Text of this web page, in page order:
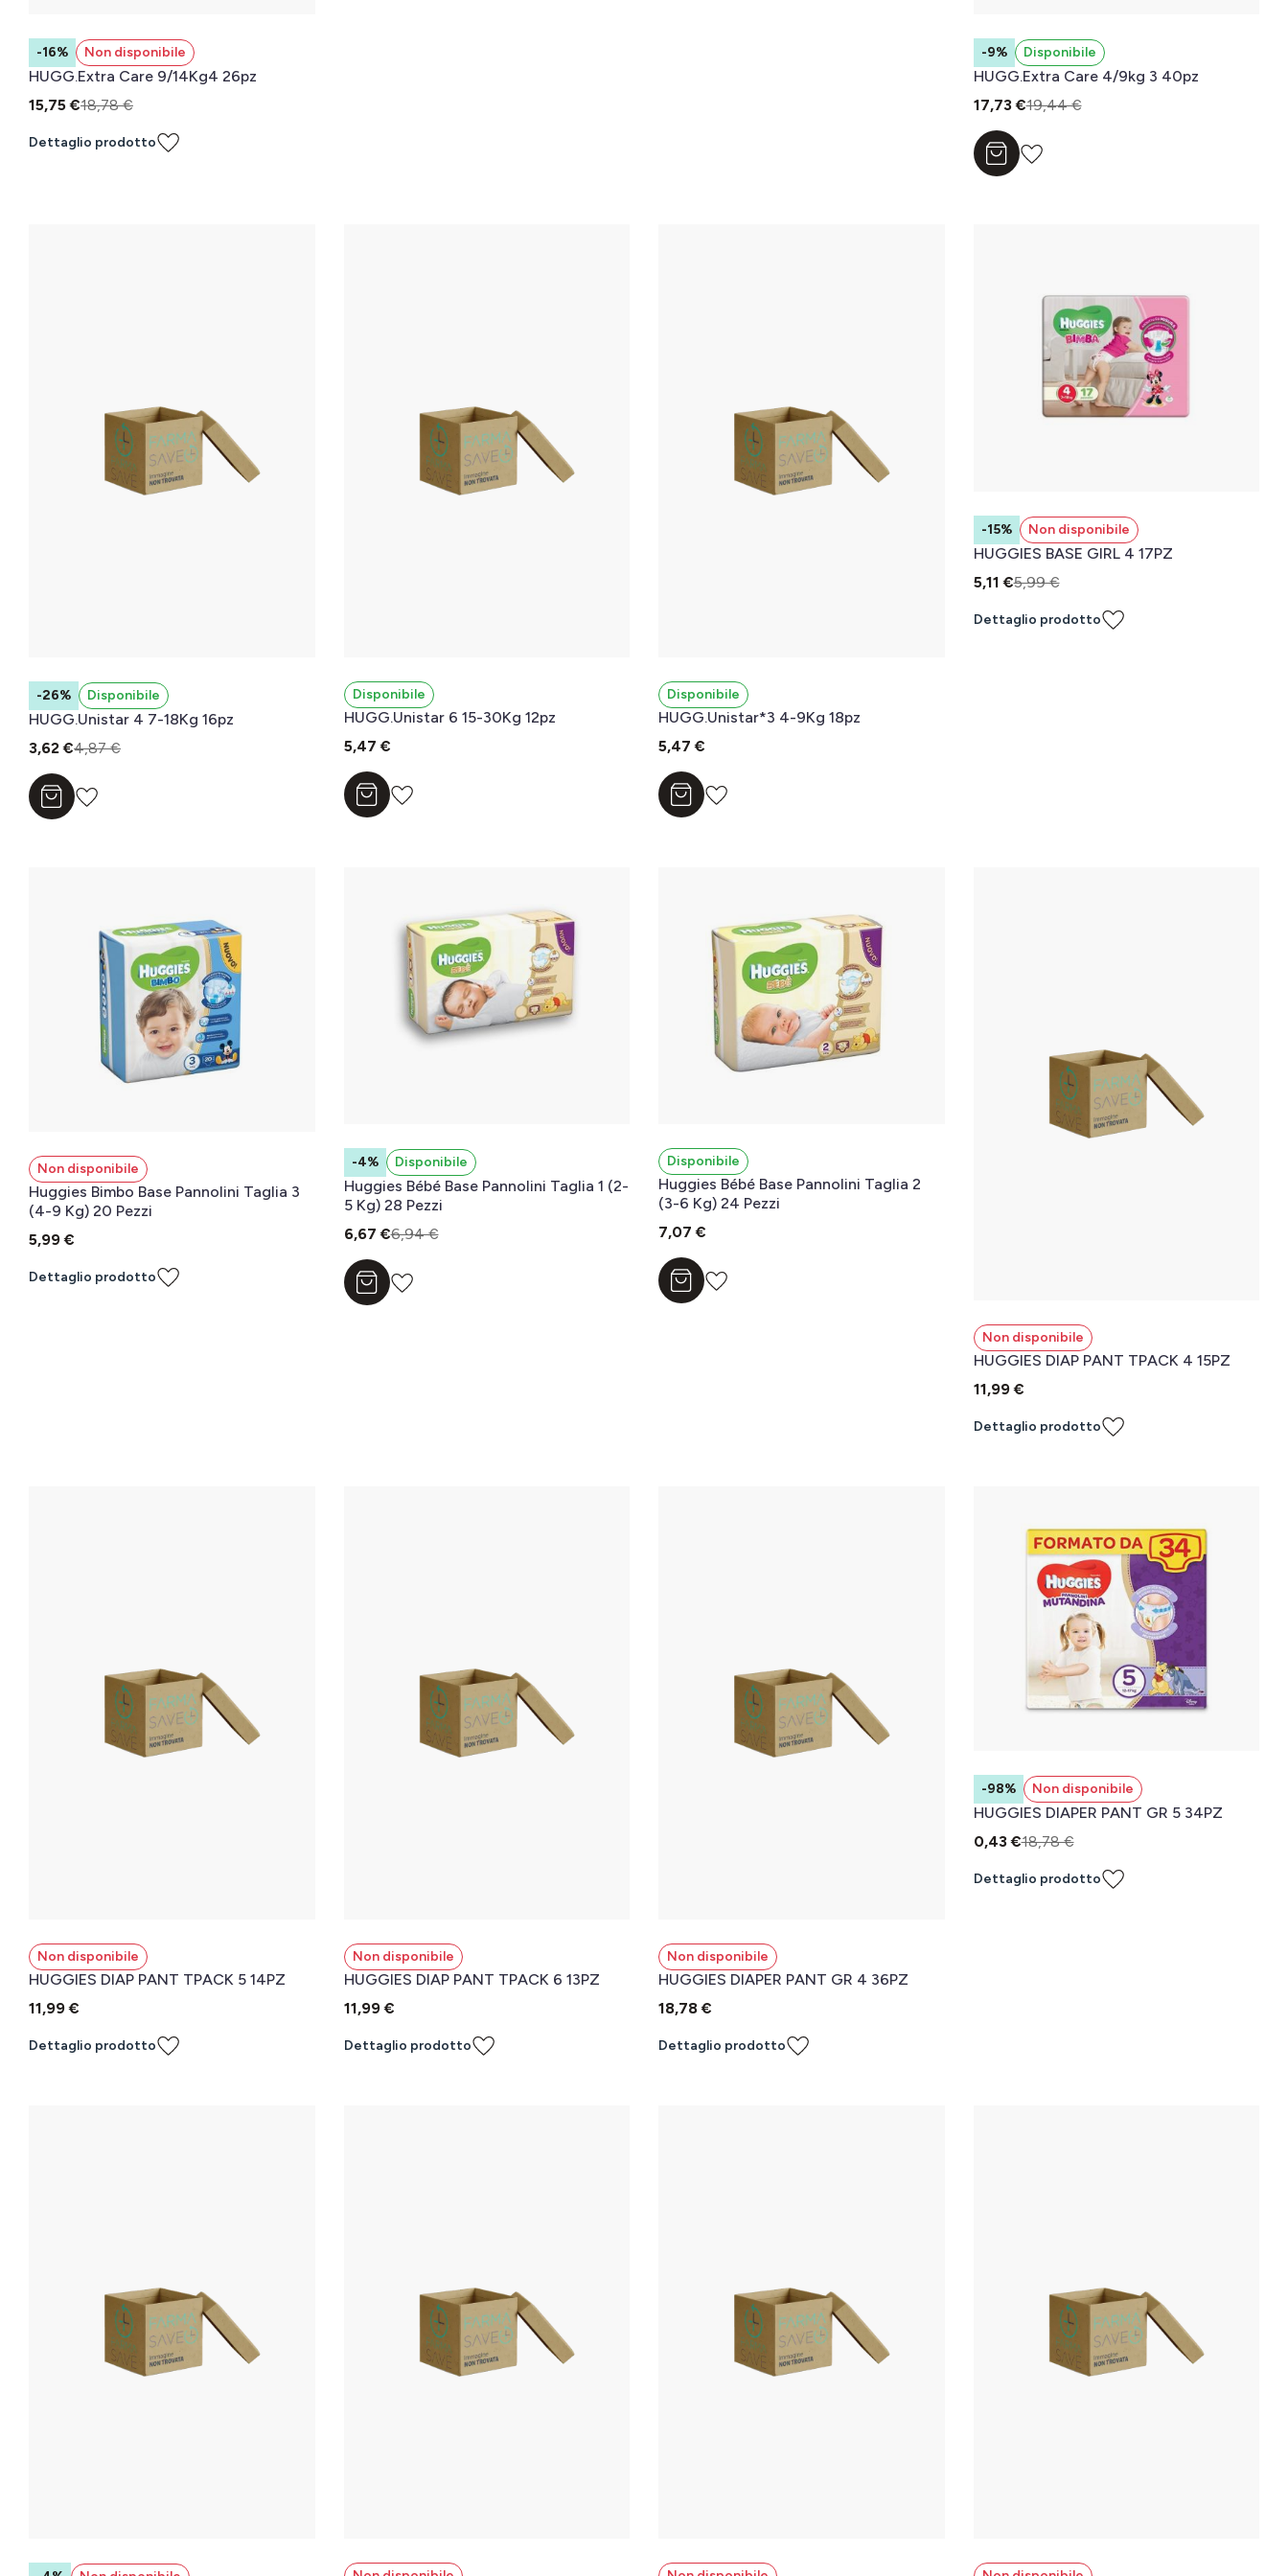
-16% Non disponibile
HUGG.Extra Care 9/14Kg4 26pz
15,75 €18,78 €
Dettaglio prodotto
-9% Disponibile
HUGG.Extra Care 4/9kg 3 40pz
17,73 €19,44 €
Aggiungi al carrello
-26% Disponibile
HUGG.Unistar 4 7-18Kg 16pz
3,62 €4,87 €
Aggiungi al carrello
Disponibile
HUGG.Unistar 6 15-30Kg 12pz
5,47 €
Aggiungi al carrello
Disponibile
HUGG.Unistar*3 4-9Kg 18pz
5,47 €
Aggiungi al carrello
-15% Non disponibile
HUGGIES BASE GIRL 4 17PZ
5,11 €5,99 €
Dettaglio prodotto
Non disponibile
Huggies Bimbo Base Pannolini Taglia 3
(4-9 Kg) 20 Pezzi
5,99 €
Dettaglio prodotto
-4% Disponibile
Huggies Bébé Base Pannolini Taglia 1 (2-
5 Kg) 28 Pezzi
6,67 €6,94 €
Aggiungi al carrello
Disponibile
Huggies Bébé Base Pannolini Taglia 2
(3-6 Kg) 24 Pezzi
7,07 €
Aggiungi al carrello
Non disponibile
HUGGIES DIAP PANT TPACK 4 15PZ
11,99 €
Dettaglio prodotto
Non disponibile
HUGGIES DIAP PANT TPACK 5 14PZ
11,99 €
Dettaglio prodotto
Non disponibile
HUGGIES DIAP PANT TPACK 6 13PZ
11,99 €
Dettaglio prodotto
Non disponibile
HUGGIES DIAPER PANT GR 4 36PZ
18,78 €
Dettaglio prodotto
-98% Non disponibile
HUGGIES DIAPER PANT GR 5 34PZ
0,43 €18,78 €
Dettaglio prodotto